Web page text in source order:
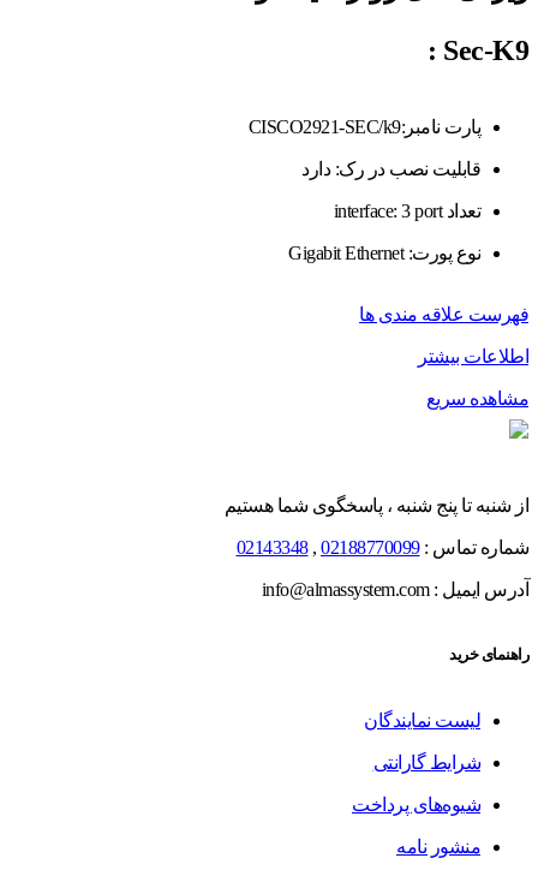
Sec-K9
:
پارت نامبر:CISCO2921-SEC/k9
قابلیت نصب در رک: دارد
تعداد interface: 3 port
نوع پورت: Gigabit Ethernet
فهرست علاقه مندی ها
اطلاعات بیشتر
مشاهده سریع
از شنبه تا پنج شنبه ، پاسخگوی شما هستیم
شماره تماس :02188770099
,
02143348
آدرس ایمیل : info@almassystem.com
راهنمای خرید
لیست نمایندگان
شرایط گارانتی
شیوه‌های پرداخت
منشور نامه